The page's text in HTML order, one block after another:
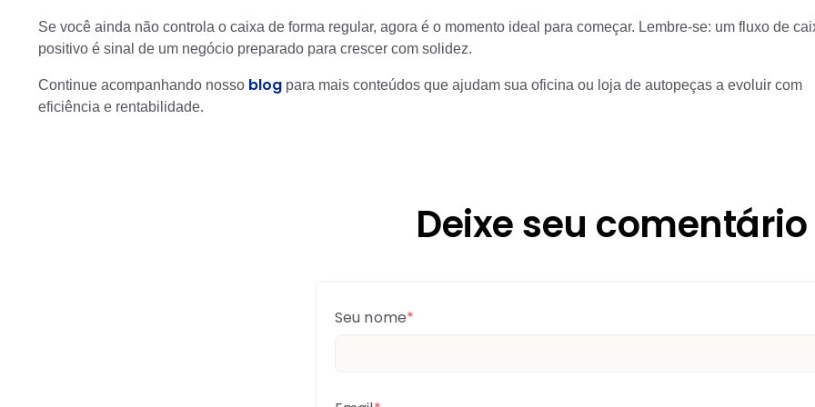
Se você ainda não controla o caixa de forma regular, agora é o momento ideal para começar. Lembre-se: um fluxo de
positivo é sinal de um negócio preparado para crescer com solidez.
Continue acompanhando nosso blog para mais conteúdos que ajudam sua oficina ou loja de autopeças a evoluir com
eficiência e rentabilidade.
Deixe seu comentário
Seu nome*